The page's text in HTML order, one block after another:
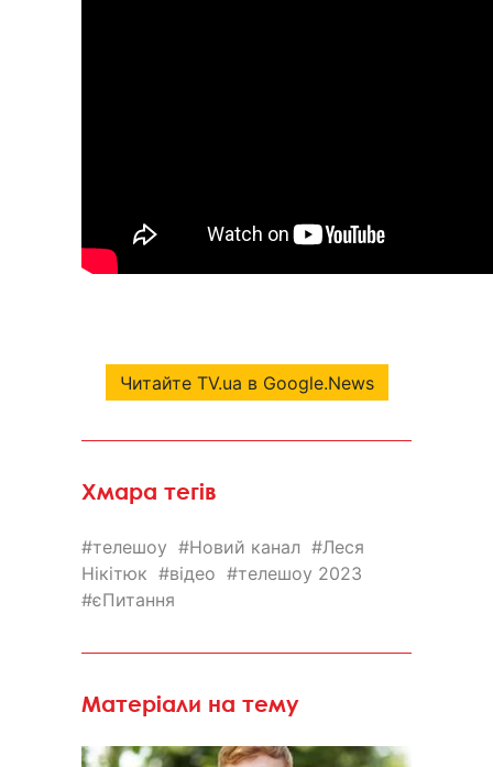
Читайте TV.ua в Google.News
Хмара тегів
телешоу Новий канал
Леся
Нікітюк
відео
телешоу 2023
єПитання
Матеріали на тему